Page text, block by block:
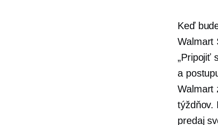
Keď
Walmart
„Pripojiť
a
Walmart
týždňov.
predaj